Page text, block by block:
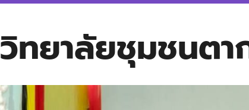
วิทยาลัยชุมชนตา